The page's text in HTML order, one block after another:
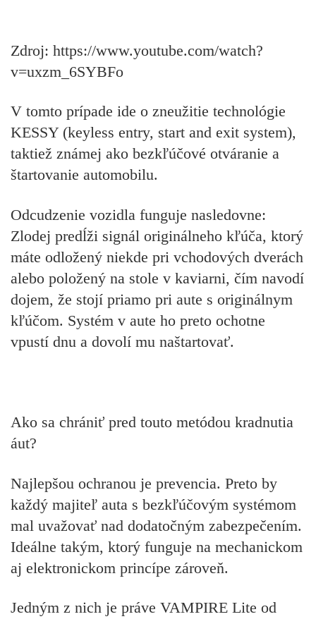
Zdroj: https://www.youtube.com/watch?
v=uxzm_6SYBFo
V tomto prípade ide o zneužitie technológie
KESSY (keyless entry, start and exit system),
taktiež známej ako bezkľúčové otváranie a
štartovanie automobilu.
Odcudzenie vozidla funguje nasledovne:
Zlodej predĺži signál originálneho kľúča, ktorý
máte odložený niekde pri vchodových dverách
alebo položený na stole v kaviarni, čím navodí
dojem, že stojí priamo pri aute s originálnym
kľúčom. Systém v aute ho preto ochotne
vpustí dnu a dovolí mu naštartovať.
Ako sa chrániť pred touto metódou kradnutia
áut?
Najlepšou ochranou je prevencia. Preto by
každý majiteľ auta s bezkľúčovým systémom
mal uvažovať nad dodatočným zabezpečením.
Ideálne takým, ktorý funguje na mechanickom
aj elektronickom princípe zároveň.
Jedným z nich je práve VAMPIRE Lite od